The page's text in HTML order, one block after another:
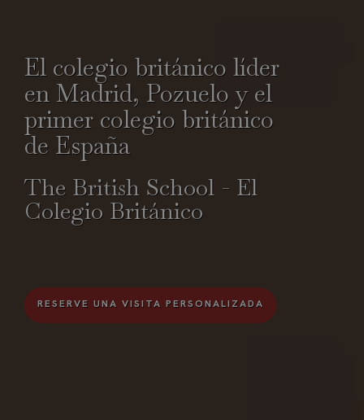
El colegio británico líder
en Madrid, Pozuelo y el
primer colegio británico
de España
The British School - El
Colegio Británico
RESERVE UNA VISITA PERSONALIZADA